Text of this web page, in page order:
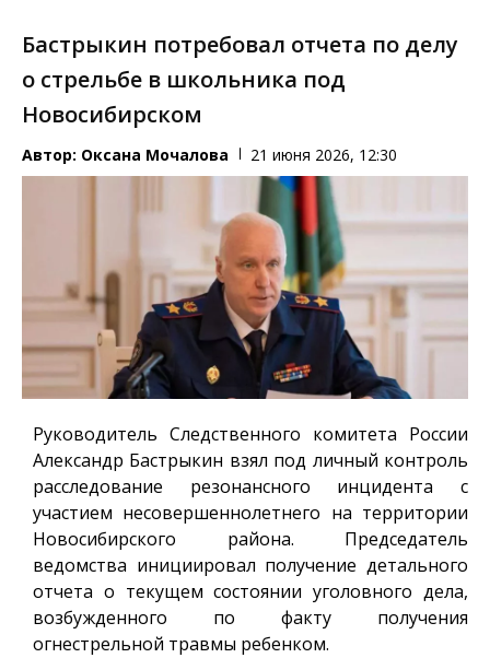
Бастрыкин потребовал отчета по делу
о стрельбе в школьника под
Новосибирском
Автор: Оксана Мочалова 21 июня 2026, 12:30
Руководитель Следственного комитета России
Александр Бастрыкин взял под личный контроль
расследование резонансного инцидента с
участием несовершеннолетнего на территории
Новосибирского района. Председатель
ведомства инициировал получение детального
отчета о текущем состоянии уголовного дела,
возбужденного по факту получения
огнестрельной травмы ребенком.